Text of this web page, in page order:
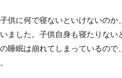
供に何で寝ないといけないの
ました。子供自身も寝たりない
睡眠は崩れてしまっているの